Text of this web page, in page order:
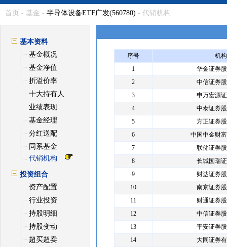
首页 - 基金 - 半导体设备ETF广发(560780) - 代销机构
基本资料
基金概况
基金净值
折溢价率
十大持有人
业绩表现
基金经理
分红送配
同系基金
代销机构
投资组合
资产配置
行业投资
持股明细
持股变动
超买超卖
序号
机
1
华金证券
2
中信证券
3
申万宏源
4
中泰证券
5
方正证券
6
中国中金财
7
联储证券
8
长城国瑞
9
财达证券
10
南京证券
11
财通证券
12
中信证券
13
平安证券
14
大同证券